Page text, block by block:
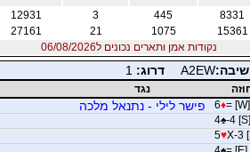
8331
445
3
12931
15361
1075
21
27161
נקודות אמן ותארים נכונים ל06/08/2026
A2EW דרוג: 1
נגד
6♦= [W] פישר לילי - נתנאל מלכה
4♠-4 [S]
5♥X-3